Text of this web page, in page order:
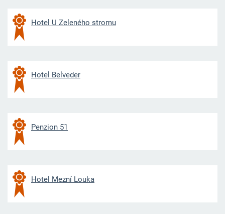
Hotel U Zeleného stromu
Hotel Belveder
Penzion 51
Hotel Mezní Louka